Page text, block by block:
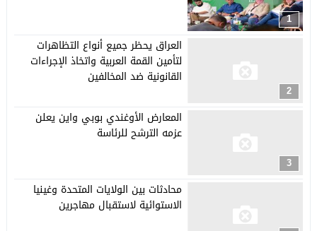
1
2
العراق يحظر جميع أنواع التظاهرات
لتأمين القمة العربية واتخاذ الإجراءات
القانونية ضد المخالفين
3
المعارض الأوغندي بوبي واين يعلن
عزمه الترشح للرئاسة
محادثات بين الولايات المتحدة وغينيا
الاستوائية لاستقبال مهاجرين